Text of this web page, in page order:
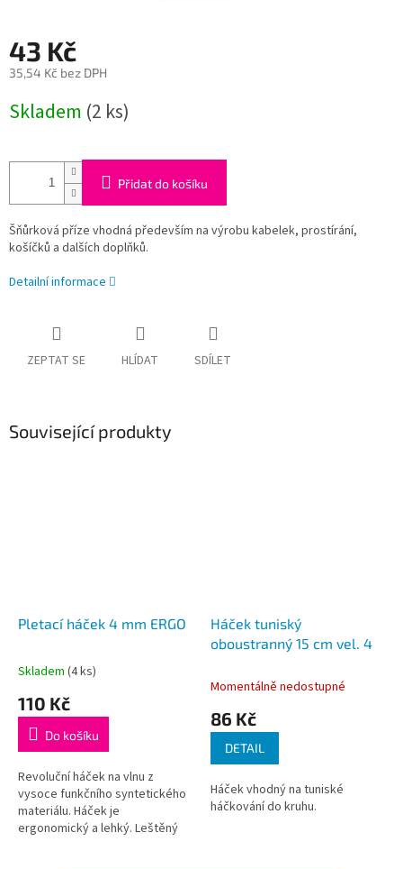
43 Kč
35,54 Kč bez DPH
cena:
Skladem (2 ks)
Přidat do košíku
Šňůrková příze vhodná především na výrobu kabelek, prostírání,
košíčků a dalších doplňků.
Detailní informace
ZEPTAT SE HLÍDAT SDÍLET
Související produkty
Pletací háček 4 mm ERGO
Průměrné
produktu
5,0
5
hvězdiček.
Skladem (4 ks)
110 Kč
Do košíku
Revoluční háček na vlnu z
vysoce funkčního syntetického
materiálu. Háček je
ergonomický a lehký. Leštěný
Háček tuniský
oboustranný 15 cm vel. 4
Momentálně nedostupné
86 Kč
DETAIL
Háček vhodný na tuniské
háčkování do kruhu.